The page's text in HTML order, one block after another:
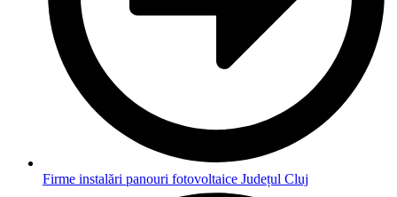
Firme instalări panouri fotovoltaice Județul Cluj